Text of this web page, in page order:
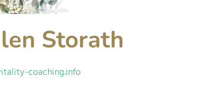
Storath
coaching.info